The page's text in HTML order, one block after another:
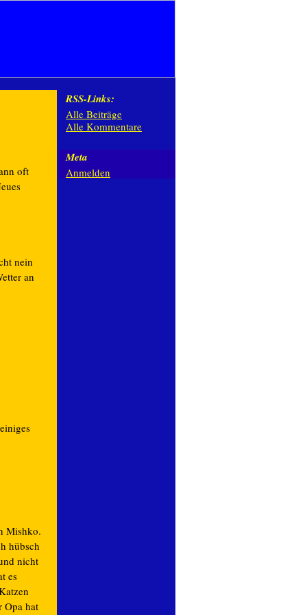
oft
nein
an
Mishko.
hübsch
nicht
es
Opa hat
RSS-Links:
Alle Beiträge
Alle Kommentare
Meta
Anmelden